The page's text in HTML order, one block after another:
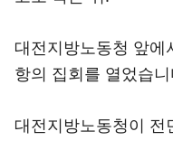
대전지방노동청 앞에
항의 집회를 열었습
대전지방노동청이 전